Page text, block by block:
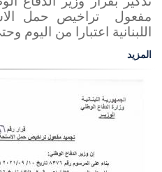
مفعول تراخيص حمل
اللبنانية اعتبارا من اليوم
المزيد